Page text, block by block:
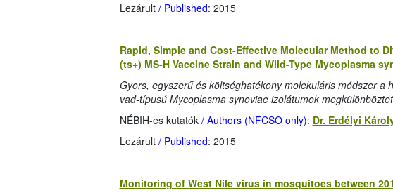
Lezárult/ Published: 2015
Rapid, Simple and Cost-Effective Molecular Method to
(ts+) MS-H Vaccine Strain and Wild-Type Mycoplasma
Gyors, egyszerű és költséghatékony molekuláris módszer a
vad-típusú Mycoplasma synoviae izolátumok
NÉBIH-es kutatók / Authors (NFCSO only): Dr. Erdélyi
Lezárult/ Published: 2015
Monitoring of West Nile virus in mosquitoes between